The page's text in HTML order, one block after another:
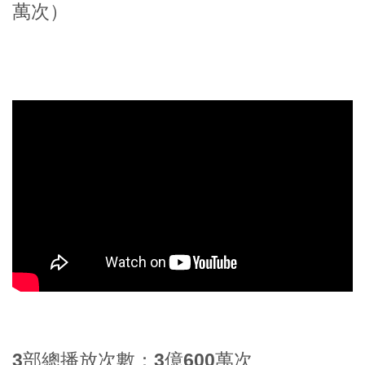
萬次）
3部總播放次數：3億600萬次